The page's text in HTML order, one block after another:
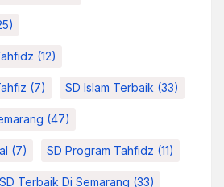
(12)
(7) SD Islam Terbaik (33)
(47)
(7) SD Program Tahfidz (11)
SD Terbaik Di Semarang (33)